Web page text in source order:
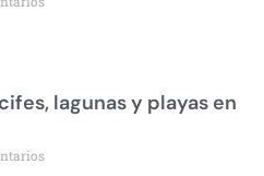
lagunas y playas en